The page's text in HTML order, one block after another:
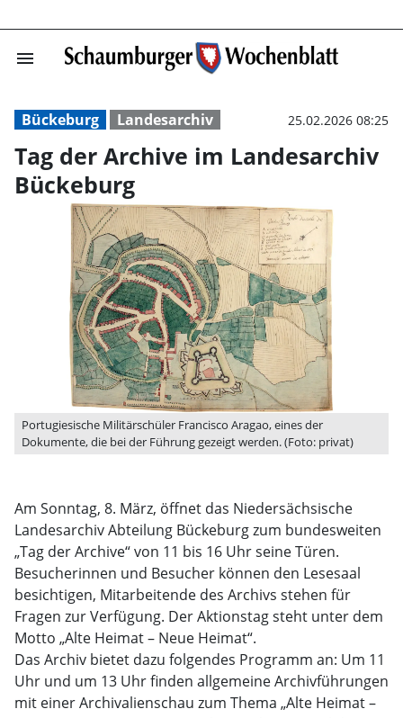
menu Tag der
Bückeburg Landesarchiv 25.02.2026 08:25
Tag der Archive im Landesarchiv
Bückeburg
Portugiesische Militärschüler Francisco Aragao, eines der
Dokumente, die bei der Führung gezeigt werden. (Foto: privat)
Am Sonntag, 8. März, öffnet das Niedersächsische
Landesarchiv Abteilung Bückeburg zum bundesweiten
„Tag der Archive“ von 11 bis 16 Uhr seine Türen.
Besucherinnen und Besucher können den Lesesaal
besichtigen, Mitarbeitende des Archivs stehen für
Fragen zur Verfügung. Der Aktionstag steht unter dem
Motto „Alte Heimat – Neue Heimat“.
Das Archiv bietet dazu folgendes Programm an: Um 11
Uhr und um 13 Uhr finden allgemeine Archivführungen
mit einer Archivalienschau zum Thema „Alte Heimat –